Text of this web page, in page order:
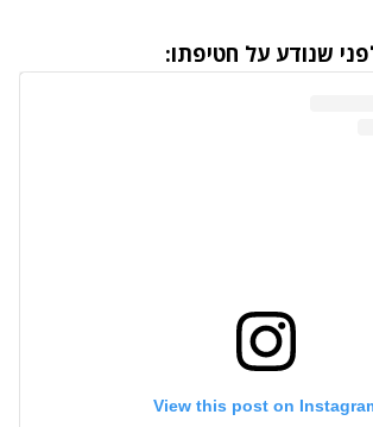
שנודע על חטיפתו:
View this post on